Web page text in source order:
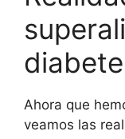
Ahora que
veamos las